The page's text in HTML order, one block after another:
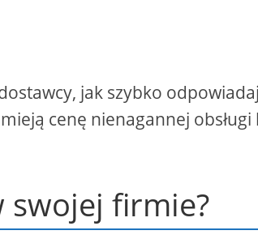
jak szybko
cenę nienagannej obsługi
swojej firmie?